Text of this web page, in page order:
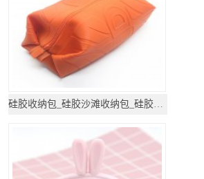
硅胶收纳包_硅胶沙滩收纳包_硅胶礼品